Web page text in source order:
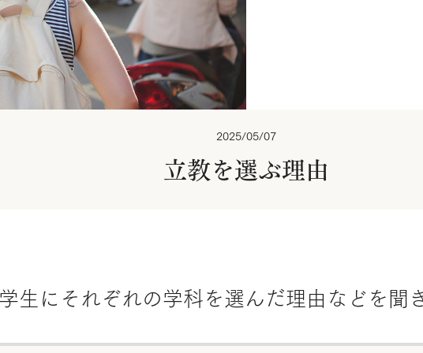
2025/05/07
立教を選ぶ理由
生にそれぞれの学科を選んだ理由などを聞